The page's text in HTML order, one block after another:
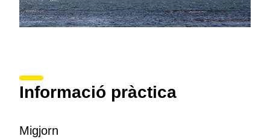
Informació pràctica
Migjorn